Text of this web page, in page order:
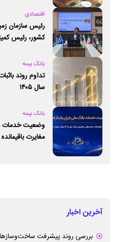
اقتصادی
رئیس سازمان
کشور،‌ رئیس
بانک بیمه
تداوم روند
سال ۱۴۰۵
بانک بیمه
وضعیت خدمات
آخرین اخبار
بررسی روند پیشرفت